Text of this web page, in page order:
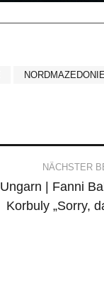
NÄCHSTER
Ungarn | Fanni
Korbuly „Sorry,